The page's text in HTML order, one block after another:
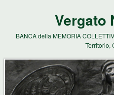
Vergato
BANCA della MEMORIA
Territorio,